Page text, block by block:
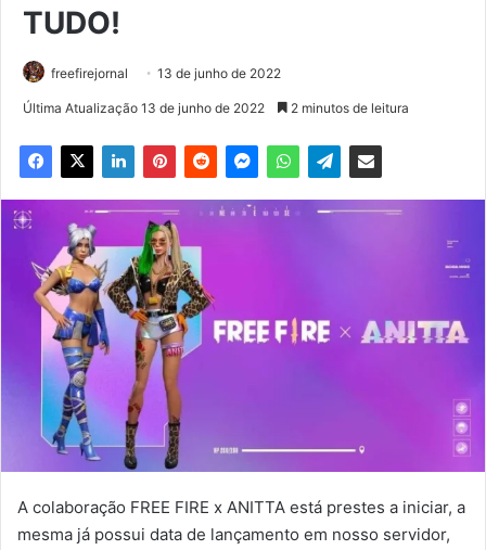
TUDO!
freefirejornal 13 de junho de 2022
Última Atualização 13 de junho de 2022 2 minutos de leitura
A colaboração FREE FIRE x ANITTA está prestes a iniciar, a
mesma já possui data de lançamento em nosso servidor,